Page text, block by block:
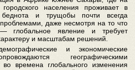
населения проживает в
беднота и трущобы почти всегда
даже несмотря на то что
глобальное явление и требует
и масштабам решений.
и экономические
географическими
времена глобального изменения